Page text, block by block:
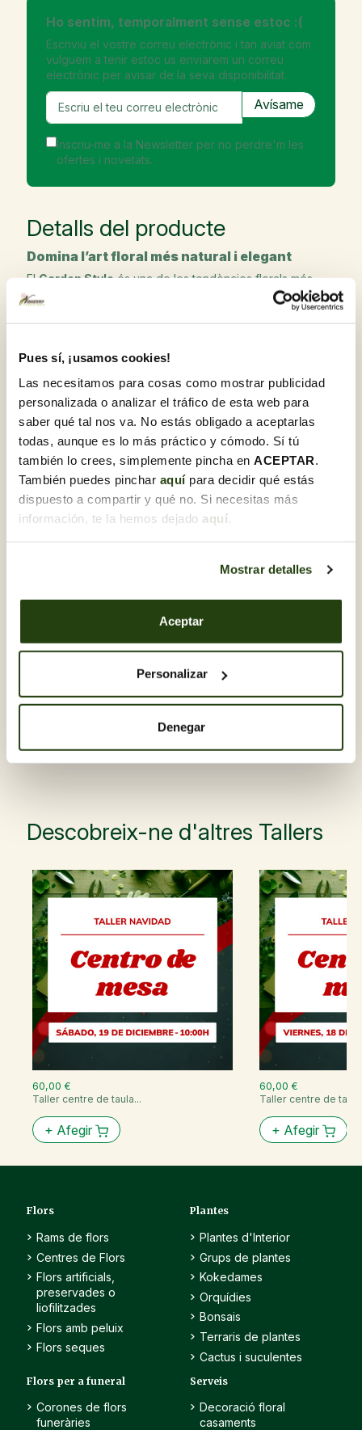
Pues sí, ¡usamos cookies!
Las necesitamos para cosas como mostrar publicidad
personalizada o analizar el tráfico de esta web para
saber qué tal nos va. No estás obligado a aceptarlas
todas, aunque es lo más práctico y cómodo. Sí tú
también lo crees, simplemente pincha en ACEPTAR.
También puedes pinchar aquípara decidir qué estás
dispuesto a compartir y qué no. Si necesitas más
información, te la hemos dejado aquí.
Mostrar detalles
Aceptar
Personalizar
Denegar
Ho sentim, temporalment sense estoc :(
Escriviu el vostre correu electrònic i tan aviat com
vulguem a tenir estoc us enviarem un correu
electrònic per avisar de la seva disponibilitat.
Inscriu-me a la Newsletter per no perdre'm les
ofertes i novetats.
Detalls del producte
Domina l’art floral més natural i elegant
ElGarden Styleés una de les tendències florals més
sol·licitades per la seva estètica espontània, harmònica i
altament visual. En aquest taller aprendràs a crear una
composició floral amb l’encant del que és silvestre i
Treballarem amb unaselecció exclusiva de flors
delicades i de temporada, i aprendràs a col·locar-les de
manera que semblin créixer orgànicament, com si fossin
part d’un jardí natural i equilibrat.
Què faràs en aquest taller?
Introducció als principis del Garden Style
Treball amb flors singulars i verds lleugers
Tècniques de col·locació natural i composició amb
moviment
T’emportes el teu arranjament floral llest per decorar o
Busques una experiència estètica i tècnica a parts iguals
T’encanta crear composicions amb personalitat
Un taller per deixar-te portar pel ritme de les flors i
descobrir la bellesa del caos controlat.
Descobreix-ne d'altres Tallers
60,00 €
Taller centre de taula...
+ Afegir
60,00 €
Taller centre de
+ Afegir
Flors
Rams de flors
Centres de Flors
Flors artificials,
preservades o
liofilitzades
Flors amb peluix
Flors seques
Plantes
Plantes d'Interior
Grups de plantes
Kokedames
Orquídies
Bonsais
Terraris de plantes
Cactus i suculentes
Flors per a funeral
Corones de flors
funeràries
Serveis
Decoració floral
casaments